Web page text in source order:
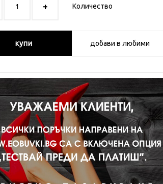
Количество
купи добави в любими